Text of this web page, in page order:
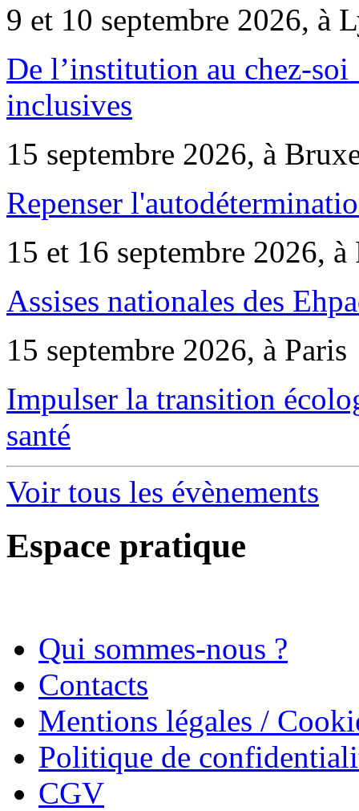
9 et 10 septembre 2026, à
De l’institution au chez-
inclusives
15 septembre 2026, à
Repenser
15 et 16 septembre 2026, à
Assises nationales des
15 septembre 2026, à Paris
Impulser la transition
santé
Voir tous les évènements
Espace pratique
Qui sommes-nous ?
Contacts
Mentions légales /
Politique de
CGV